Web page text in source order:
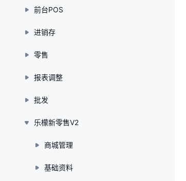
前台POS
进销存
零售
报表调整
批发
乐檬新零售V2
商城管理
基础资料